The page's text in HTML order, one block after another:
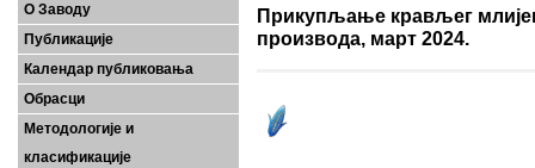
О Заводу
Публикације
Календар публиковања
Обрасци
Методологије и
класификације
Прикупљање крављег
производа, март 2024.